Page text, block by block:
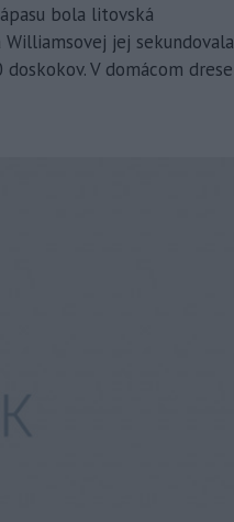
bola litovská
jej sekundovala
V domácom drese